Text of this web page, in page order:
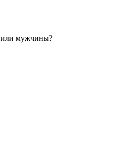
мужчины?